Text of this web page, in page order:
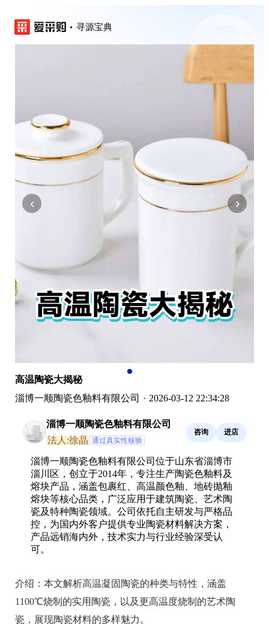
寻源宝典
‹ ›
高温陶瓷大揭秘
淄博一顺陶瓷色釉料有限公司 · 2026-03-12 22:34:28
淄博一顺陶瓷色釉料有限公司
法人:徐晶 通过真实性核验
咨询 进店
淄博一顺陶瓷色釉料有限公司位于山东省淄博市
淄川区，创立于2014年，专注生产陶瓷色釉料及
熔块产品，涵盖包裹红、高温颜色釉、地砖抛釉
熔块等核心品类，广泛应用于建筑陶瓷、艺术陶
瓷及特种陶瓷领域。公司依托自主研发与严格品
控，为国内外客户提供专业陶瓷材料解决方案，
产品远销海内外，技术实力与行业经验深受认
可。
介绍： 本文解析高温凝固陶瓷的种类与特性，涵盖
1100℃烧制的实用陶瓷，以及更高温度烧制的艺术陶
瓷，展现陶瓷材料的多样魅力。